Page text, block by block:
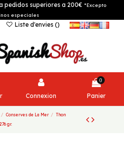
pedidos superiores a 200€ *Excepto
especiales
Liste d'envies ()
Connexion
0
Panier
Conserves de La Mer
Thon
gr.